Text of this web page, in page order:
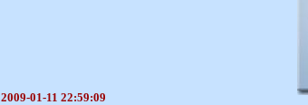
2009-01-11 22:59:09